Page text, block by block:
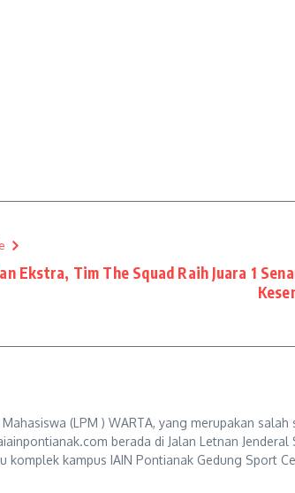
Ekstra, Tim The Squad Raih Juara 1
(LPM ) WARTA, yang merupakan salah
berada di Jalan Letnan Jenderal
kampus IAIN Pontianak Gedung Sport